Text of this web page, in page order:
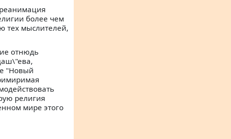
более чем
тех мыслителей,
отнюдь
"Новый
религия
мире этого